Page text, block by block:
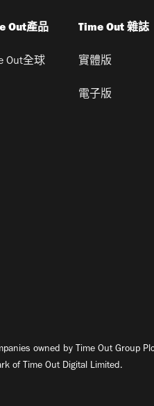
Out產品
Out全球
Time Out 雜誌
實體版
電子版
owned by Time Out Group
of Time Out Digital Limited.